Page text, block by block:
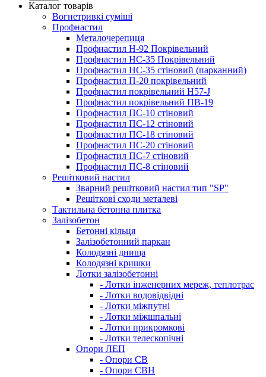
Каталог товарів
Вогнетривкі суміші
Профнастил
Металочерепиця
Профнастил Н-92 Покрівельний
Профнастил НС-35 Покрівельний
Профнастил НС-35 стіновий (парканний)
Профнастил П-20 покрівельний
Профнастил покрівельний H57-J
Профнастил покрівельний ПВ-19
Профнастил ПС-10 стіновий
Профнастил ПС-12 стіновий
Профнастил ПС-18 стіновий
Профнастил ПС-20 стіновий
Профнастил ПС-7 стіновий
Профнастил ПС-8 стіновий
Решітковий настил
Зварний решітковий настил тип "SP"
Решіткові сходи металеві
Тактильна бетонна плитка
Залізобетон
Бетонні кільця
Залізобетонний паркан
Колодязні днища
Колодязні кришки
Лотки залізобетонні
- Лотки інженерних мереж, теплотрас
- Лотки водовідвідні
- Лотки міжпутні
- Лотки міжшпальні
- Лотки прикромкові
- Лотки телескопічні
Опори ЛЕП
- Опори СВ
- Опори СВН